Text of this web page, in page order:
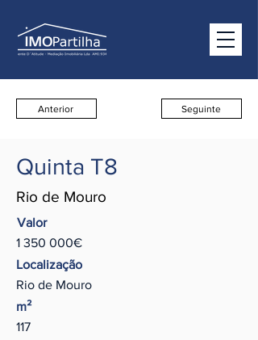
Anterior Seguinte
Quinta T8
Rio de Mouro
Valor
1 350 000€
Localização
Rio de Mouro
m²
117